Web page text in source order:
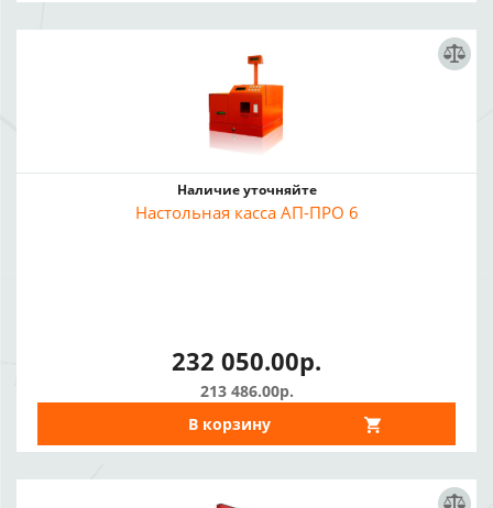
Наличие уточняйте
Настольная касса АП-ПРО 6
232 050.00р.
213 486.00р.
В корзину